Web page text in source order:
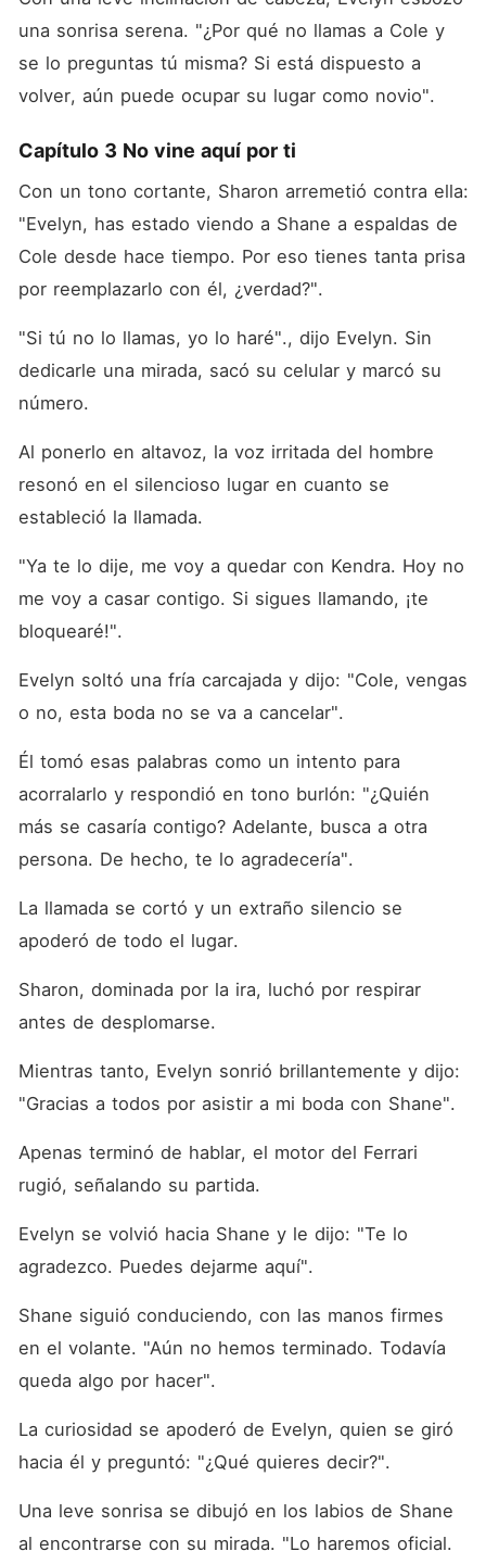
una sonrisa serena. "¿Por qué no llamas a Cole y
se lo preguntas tú misma? Si está dispuesto a
volver, aún puede ocupar su lugar como novio".
Capítulo 3 No vine aquí por ti
Con un tono cortante, Sharon arremetió contra ella:
"Evelyn, has estado viendo a Shane a espaldas de
Cole desde hace tiempo. Por eso tienes tanta prisa
por reemplazarlo con él, ¿verdad?".
"Si tú no lo llamas, yo lo haré"., dijo Evelyn. Sin
dedicarle una mirada, sacó su celular y marcó su
número.
Al ponerlo en altavoz, la voz irritada del hombre
resonó en el silencioso lugar en cuanto se
estableció la llamada.
"Ya te lo dije, me voy a quedar con Kendra. Hoy no
me voy a casar contigo. Si sigues llamando, ¡te
bloquearé!".
Evelyn soltó una fría carcajada y dijo: "Cole, vengas
o no, esta boda no se va a cancelar".
Él tomó esas palabras como un intento para
acorralarlo y respondió en tono burlón: "¿Quién
más se casaría contigo? Adelante, busca a otra
persona. De hecho, te lo agradecería".
La llamada se cortó y un extraño silencio se
apoderó de todo el lugar.
Sharon, dominada por la ira, luchó por respirar
antes de desplomarse.
Mientras tanto, Evelyn sonrió brillantemente y dijo:
"Gracias a todos por asistir a mi boda con Shane".
Apenas terminó de hablar, el motor del Ferrari
rugió, señalando su partida.
Evelyn se volvió hacia Shane y le dijo: "Te lo
agradezco. Puedes dejarme aquí".
Shane siguió conduciendo, con las manos firmes
en el volante. "Aún no hemos terminado. Todavía
queda algo por hacer".
La curiosidad se apoderó de Evelyn, quien se giró
hacia él y preguntó: "¿Qué quieres decir?".
Una leve sonrisa se dibujó en los labios de Shane
al encontrarse con su mirada. "Lo haremos oficial.